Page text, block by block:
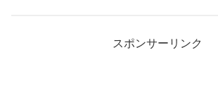
スポンサーリンク